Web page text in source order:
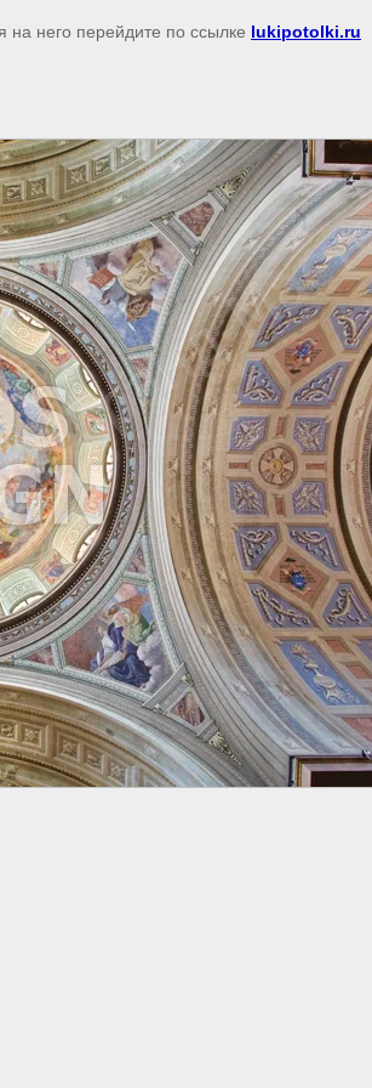
на него перейдите по ссылке lukipotolki.ru